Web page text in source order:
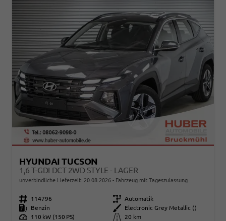
HYUNDAI TUCSON
1,6 T-GDI DCT 2WD STYLE - LAGER
unverbindliche Lieferzeit: 20.08.2026 Fahrzeug mit Tageszulassung
Fahrzeugnr. 114796 Getriebe Automatik
Kraftstoff
Benzin Außenfarbe
Electronic Grey Metallic ()
Leistung
110 kW (150 PS) Kilometerstand
20 km